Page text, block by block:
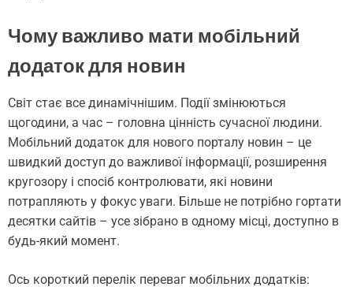
Чому важливо мати мобільний
додаток для новин
Світ стає все динамічнішим. Події змінюються
щогодини, а час – головна цінність сучасної людини.
Мобільний додаток для нового порталу новин – це
швидкий доступ до важливої інформації, розширення
кругозору і спосіб контролювати, які новини
потрапляють у фокус уваги. Більше не потрібно гортати
десятки сайтів – усе зібрано в одному місці, доступно в
будь-який момент.
Ось короткий перелік переваг мобільних додатків: